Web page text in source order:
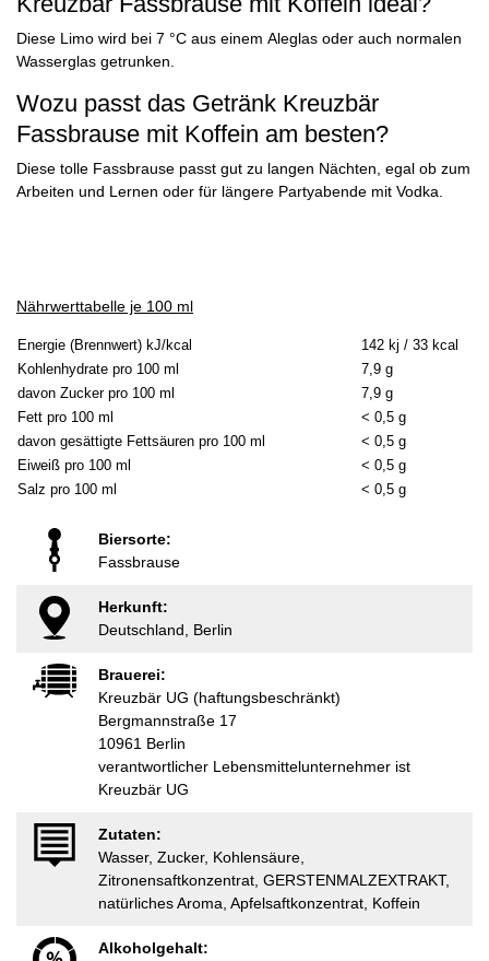
Diese Limo wird bei 7 °C aus einem Aleglas oder auch normalen
Wasserglas getrunken.
Wozu passt das Getränk Kreuzbär
Fassbrause mit Koffein am besten?
Diese tolle Fassbrause passt gut zu langen Nächten, egal ob zum
Arbeiten und Lernen oder für längere Partyabende mit Vodka.
Nährwerttabelle je 100 ml
Energie (Brennwert) kJ/kcal
142 kj / 33 kcal
Kohlenhydrate pro 100 ml
7,9 g
davon Zucker pro 100 ml
7,9 g
Fett pro 100 ml
< 0,5 g
davon gesättigte Fettsäuren pro 100 ml
< 0,5 g
Eiweiß pro 100 ml
< 0,5 g
Salz pro 100 ml
< 0,5 g
Biersorte:
Fassbrause
Herkunft:
Deutschland, Berlin
Brauerei:
Kreuzbär UG (haftungsbeschränkt)
Bergmannstraße 17
10961 Berlin
verantwortlicher Lebensmittelunternehmer ist
Kreuzbär UG
Zutaten:
Wasser, Zucker, Kohlensäure,
Zitronensaftkonzentrat, GERSTENMALZEXTRAKT,
natürliches Aroma, Apfelsaftkonzentrat, Koffein
Alkoholgehalt: